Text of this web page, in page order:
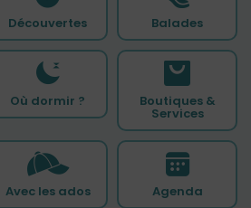
Découvertes Balades
Où dormir ? Boutiques &
Services
Avec les ados Agenda